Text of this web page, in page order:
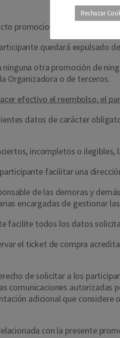
promocionado devuelto el
quedará expulsado
otra promoción de
Organizadora o de terceros.
efectivo el reembolso, el
datos de carácter
incompletos o ilegibles,
facilitar una
de las demoras y
encargadas de gestionar
facilite todos los datos
el ticket de compra
de solicitar a los
comunicaciones autorizadas
adicional que
con la presente
Rechazar